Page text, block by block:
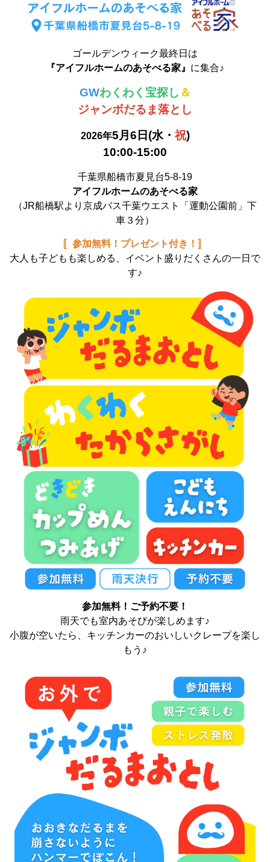
ゴールデンウィーク最終日は
『アイフルホームのあそべる家』 に集合♪
GWわくわく宝探し ＆
ジャンボだるま落とし
2026年5月6日(水・祝)
10:00-15:00
千葉県船橋市夏見台5-8-19
アイフルホームのあそべる家
（JR船橋駅より京成バス千葉ウエスト「運動公園前」下
車３分）
〚参加無料！プレゼント付き！〛
大人も子どもも楽しめる、イベント盛りだくさんの一日で
す♪
参加無料！ご予約不要！
雨天でも室内あそびが楽しめます♪
小腹が空いたら、キッチンカーのおいしいクレープを楽し
もう♪